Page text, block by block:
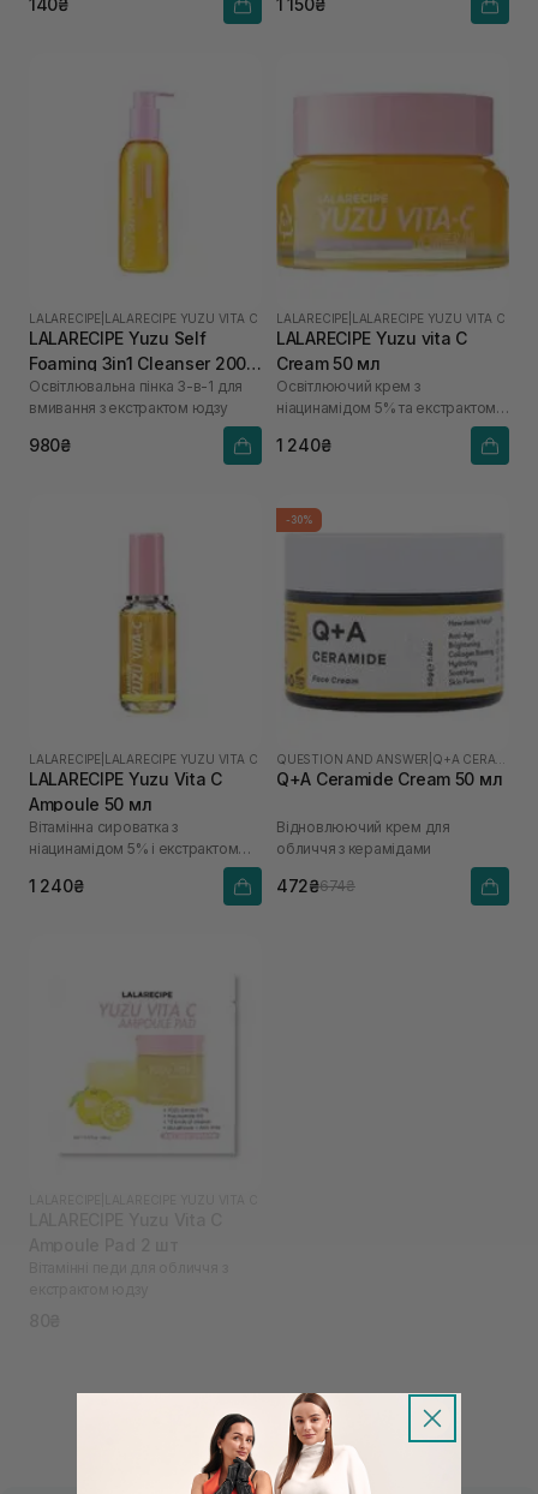
140₴ 1 150₴
LALARECIPE LALARECIPE YUZU VITA C
LALARECIPE Yuzu Self
Foaming 3in1 Cleanser 200
мл
Освітлювальна пінка 3-в-1 для
вмивання з екстрактом юдзу
980₴
LALARECIPE LALARECIPE YUZU VITA C
LALARECIPE Yuzu vita C
Cream 50 мл
Освітлюючий крем з
ніацинамідом 5% та екстрактом
1 240₴
LALARECIPE LALARECIPE YUZU VITA C
LALARECIPE Yuzu Vita C
Ampoule 50 мл
Вітамінна сироватка з
ніацинамідом 5% і екстрактом
1 240₴
-30%
QUESTION AND ANSWER
Q+A Ceramide Cream 50 мл
Відновлюючий крем для
обличчя з керамідами
472₴674₴